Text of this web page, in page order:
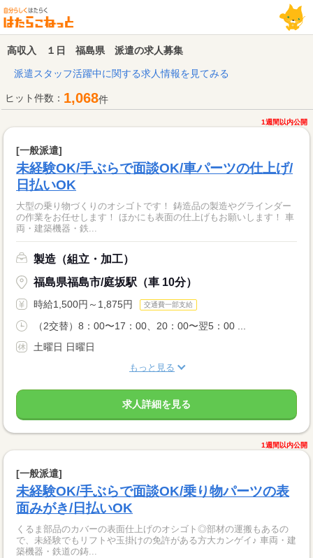
高収入 １日 福島県 派遣の求人募集
派遣スタッフ活躍中に関する求人情報を見てみる
ヒット件数： 1,068件
1週間以内公開
[一般派遣]
未経験OK/手ぶらで面談OK/車パーツの仕上げ/
日払いOK
大型の乗り物づくりのオシゴトです！ 鋳造品の製造やグラインダー
の作業をお任せします！ ほかにも表面の仕上げもお願いします！ 車
両・建築機器・鉄...
製造（組立・加工）
福島県福島市/庭坂駅（車 10分）
時給1,500円～1,875円 交通費一部支給
（2交替）8：00〜17：00、20：00〜翌5：00 ...
土曜日 日曜日
もっと見る
求人詳細を見る
1週間以内公開
[一般派遣]
未経験OK/手ぶらで面談OK/乗り物パーツの表
面みがき/日払いOK
くるま部品のカバーの表面仕上げのオシゴト◎部材の運搬もあるの
で、未経験でもリフトや玉掛けの免許がある方大カンゲイ♪ 車両・建
築機器・鉄道の鋳...